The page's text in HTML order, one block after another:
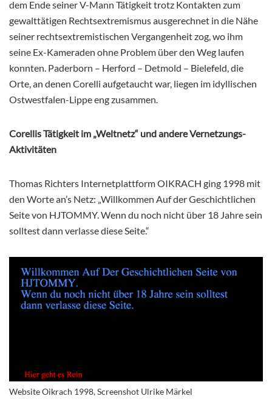
dem Ende seiner V-Mann Tätigkeit trotz Kontakten zum
gewalttätigen Rechtsextremismus ausgerechnet in die Nähe
seiner rechtsextremistischen Vergangenheit zog, wo ihm
seine Ex-Kameraden ohne Problem über den Weg laufen
konnten. Paderborn – Herford – Detmold – Bielefeld, die
Orte, an denen Corelli aufgetaucht war, liegen im idyllischen
Ostwestfalen-Lippe eng zusammen.
Corellis Tätigkeit im „Weltnetz“ und andere Vernetzungs-
Aktivitäten
Thomas Richters Internetplattform OIKRACH ging 1998 mit
den Worte an’s Netz: „Willkommen Auf der Geschichtlichen
Seite von HJTOMMY. Wenn du noch nicht über 18 Jahre sein
solltest dann verlasse diese Seite.“
Website Oikrach 1998, Screenshot Ulrike Märkel